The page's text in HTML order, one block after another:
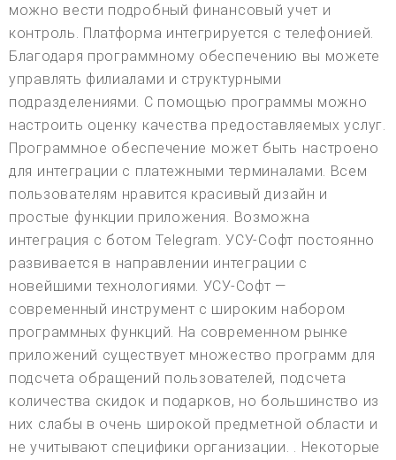
можно вести подробный финансовый учет и
контроль. Платформа интегрируется с телефонией.
Благодаря программному обеспечению вы можете
управлять филиалами и структурными
подразделениями. С помощью программы можно
настроить оценку качества предоставляемых услуг.
Программное обеспечение может быть настроено
для интеграции с платежными терминалами. Всем
пользователям нравится красивый дизайн и
простые функции приложения. Возможна
интеграция с ботом Telegram. УСУ-Софт постоянно
развивается в направлении интеграции с
новейшими технологиями. УСУ-Софт —
современный инструмент с широким набором
программных функций. На современном рынке
приложений существует множество программ для
подсчета обращений пользователей, подсчета
количества скидок и подарков, но большинство из
них слабы в очень широкой предметной области и
не учитывают специфики организации. . Некоторые